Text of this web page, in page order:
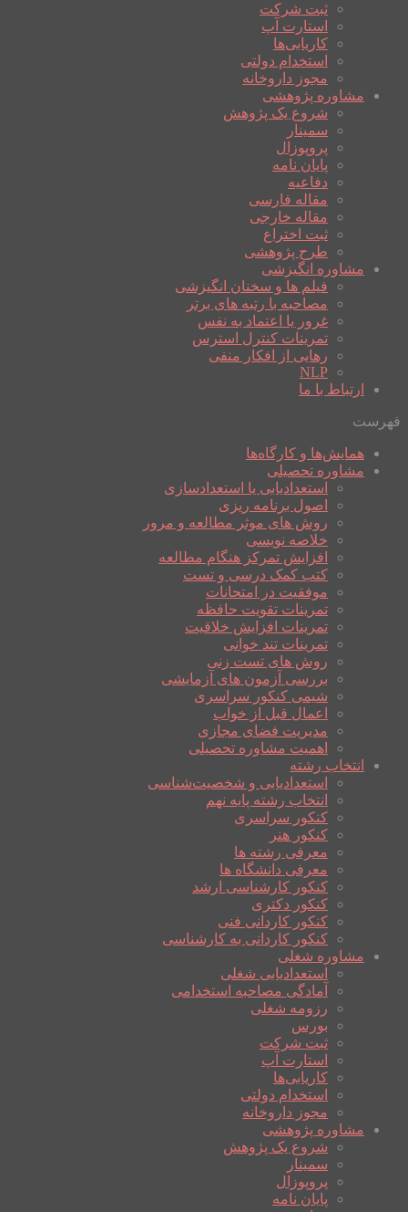
ثبت شرکت
استارت آپ
کاریابی‌ها
استخدام دولتی
مجوز داروخانه
مشاوره پژوهشی
شروع یک پژوهش
سمینار
پروپوزال
پایان نامه
دفاعیه
مقاله فارسی
مقاله خارجی
ثبت اختراع
طرح پژوهشی
مشاوره انگیزشی
فیلم ها و سخنان انگیزشی
مصاحبه با رتبه های برتر
غرور یا اعتماد به نفس
تمرینات کنترل استرس
رهایی از افکار منفی
NLP
ارتباط با ما
فهرست
همایش‌ها و کارگاه‌ها
مشاوره تحصیلی
استعدادیابی یا استعدادسازی
اصول برنامه ریزی
روش های موثر مطالعه و مرور
خلاصه نویسی
افزایش تمرکز هنگام مطالعه
کتب کمک درسی و تست
موفقیت در امتحانات
تمرینات تقویت حافظه
تمرینات افزایش خلاقیت
تمرینات تند خوانی
روش های تست زنی
بررسی آزمون های آزمایشی
شیمی کنکور سراسری
اعمال قبل از خواب
مدیریت فضای مجازی
اهمیت مشاوره تحصیلی
انتخاب رشته
استعدادیابی و شخصیت‌شناسی
انتخاب رشته پایه نهم
کنکور سراسری
کنکور هنر
معرفی رشته ها
معرفی دانشگاه ها
کنکور کارشناسی ارشد
کنکور دکتری
کنکور کاردانی فنی
کنکور کاردانی به کارشناسی
مشاوره شغلی
استعدادیابی شغلی
آمادگی مصاحبه استخدامی
رزومه شغلی
بورس
ثبت شرکت
استارت آپ
کاریابی‌ها
استخدام دولتی
مجوز داروخانه
مشاوره پژوهشی
شروع یک پژوهش
سمینار
پروپوزال
پایان نامه